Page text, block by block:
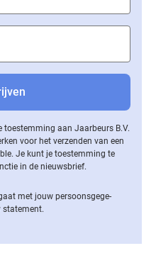
toestemming aan Jaarbeurs B.V.
voor het verzenden van een
Je kunt je toestemming te
in de nieuwsbrief.
met jouw per­soons­ge­ge­
statement.